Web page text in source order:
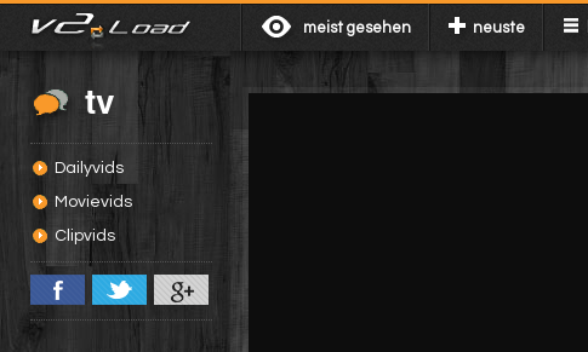
meist gesehen neuste
tv
Dailyvids
Movievids
Clipvids